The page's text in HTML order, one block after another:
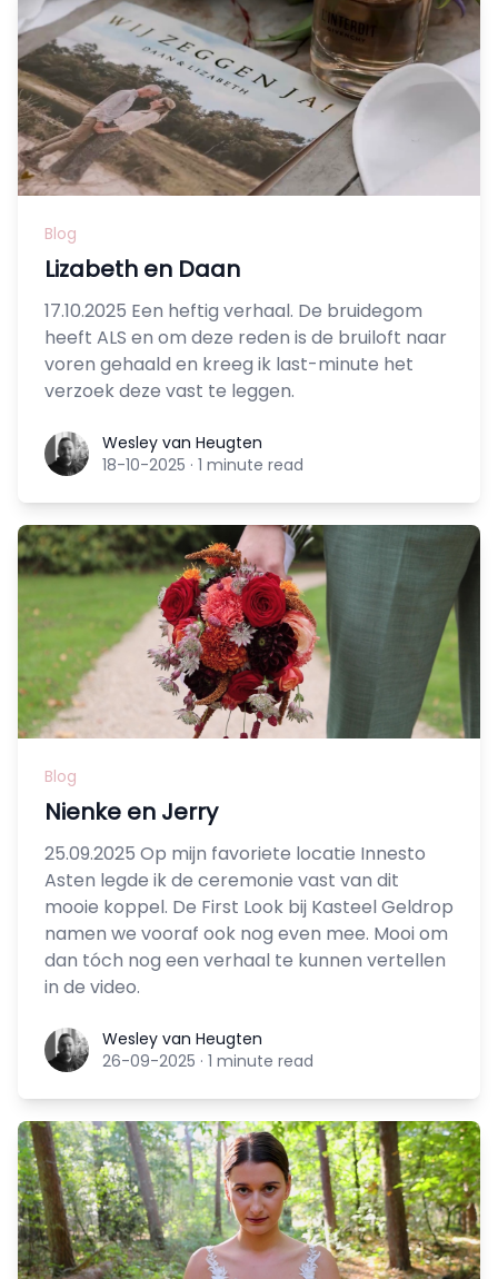
Blog
Lizabeth en Daan
17.10.2025 Een heftig verhaal. De bruidegom
heeft ALS en om deze reden is de bruiloft naar
voren gehaald en kreeg ik last-minute het
verzoek deze vast te leggen.
Wesley van Heugten
Wesley van Heugten
18-10-2025 · 1 minute read
Blog
Nienke en Jerry
25.09.2025 Op mijn favoriete locatie Innesto
Asten legde ik de ceremonie vast van dit
mooie koppel. De First Look bij Kasteel Geldrop
namen we vooraf ook nog even mee. Mooi om
dan tóch nog een verhaal te kunnen vertellen
in de video.
Wesley van Heugten
Wesley van Heugten
26-09-2025 · 1 minute read